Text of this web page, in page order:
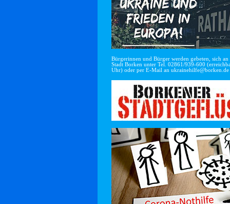
Bürgerinnen und Bürger werden gebeten, sich
Stadt Borken unter Tel. 02861/939-600
Uhr) oder per E-Mail an ukrainehilfe@borken.de